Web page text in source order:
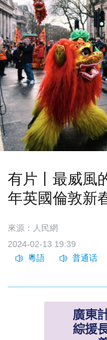
有片丨最威風
年英國倫敦新
來源：人民網
2024-02-13 19:39